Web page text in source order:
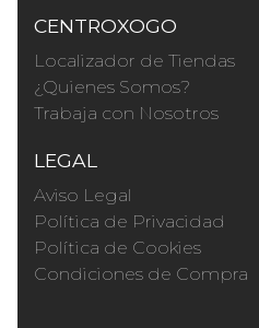
CENTROXOGO
Localizador de Tiendas
¿Quienes Somos?
Trabaja con Nosotros
LEGAL
Aviso Legal
Política de Privacidad
Política de Cookies
Condiciones de Compra